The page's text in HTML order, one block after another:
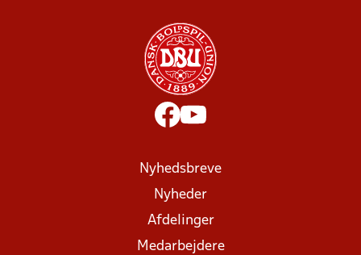
Nyhedsbreve
Nyheder
Afdelinger
Medarbejdere